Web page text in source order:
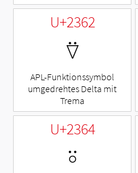
U+2362
⍢
APL-Funktionssymbol
umgedrehtes Delta mit
Trema
U+2364
⍤